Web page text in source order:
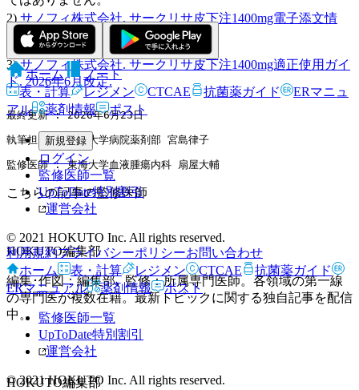
ホーム
ノート
表・計算
レジメン CTCAE 抗菌薬ガイド
ERマニュ
アル
薬剤情報 ポスト
新規登録
ログイン
監修医師一覧
UpToDate特別割引
運営会社
© 2021 HOKUTO Inc. All rights reserved.
利用規約プライバシーポリシーお問い合わせ
ホーム
表・計算 レジメン CTCAE
抗菌薬ガイド
ERマニュアル
薬剤情報 ポスト
監修医師一覧
UpToDate特別割引
運営会社
© 2021 HOKUTO Inc. All rights reserved.
2) サノフィ株式会社. サークリサ皮下注1400mg電子添文情
報. 2026年6月作成 (第1版).
3)サノフィ株式会社. サークリサ皮下注1400mg適正使用ガイ
ド. 2026年6月改定.
最終更新 : 2026年6月23日
執筆担当 : 北里大学病院薬剤部 宮島律子
監修医師 : 東海大学血液腫瘍内科 扇屋大輔
こちらの記事の監修医師
HOKUTO編集部
編集･作図：編集部､ 監修：所属専門医師。各領域の第一線
の専門医が複数在籍。最新トピックに関する独自記事を配信
中。
HOKUTO編集部